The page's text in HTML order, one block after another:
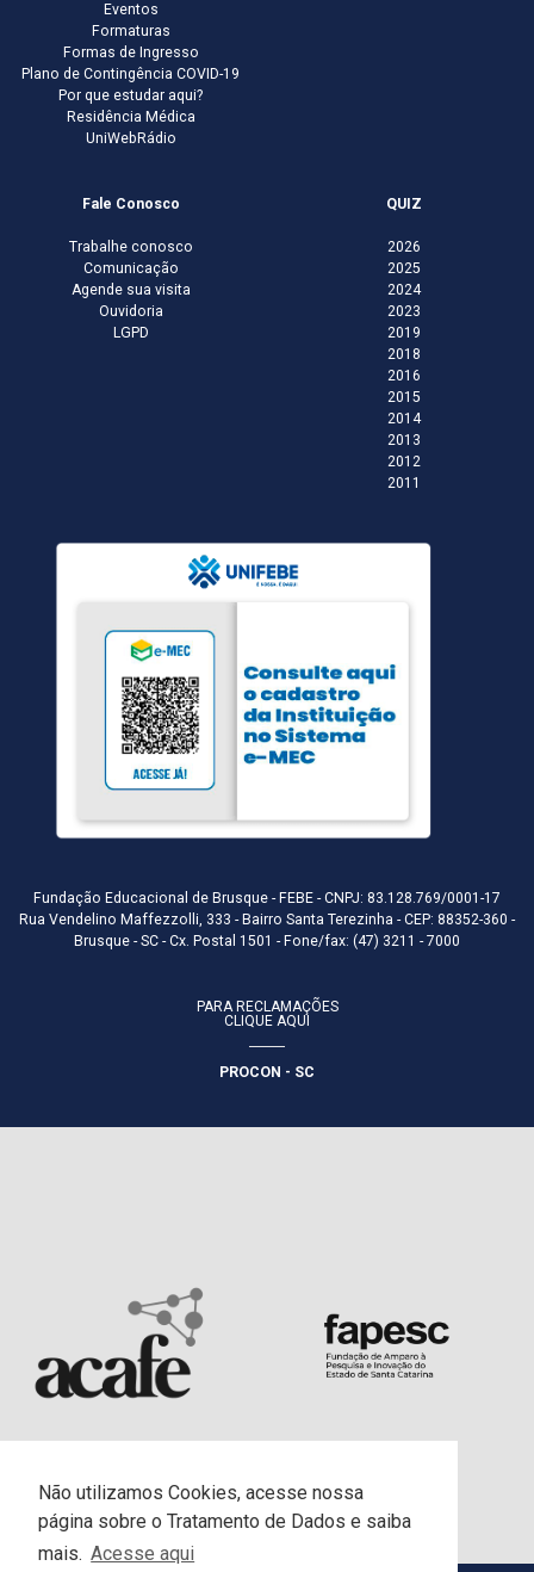
Não utilizamos Cookies, acesse nossa
página sobre o Tratamento de Dados e saiba
mais. Acesse aqui
Eventos
Formaturas
Formas de Ingresso
Plano de Contingência COVID-19
Por que estudar aqui?
Residência Médica
UniWebRádio
Fale Conosco
Trabalhe conosco
Comunicação
Agende sua visita
Ouvidoria
LGPD
QUIZ
2026
2025
2024
2023
2019
2018
2016
2015
2014
2013
2012
2011
Fundação Educacional de Brusque - FEBE - CNPJ: 83.128.769/0001-17
Rua Vendelino Maffezzolli, 333 - Bairro Santa Terezinha - CEP: 88352-360 -
Brusque - SC - Cx. Postal 1501 - Fone/fax: (47) 3211 - 7000
PARA RECLAMAÇÕES
CLIQUE AQUI
PROCON - SC